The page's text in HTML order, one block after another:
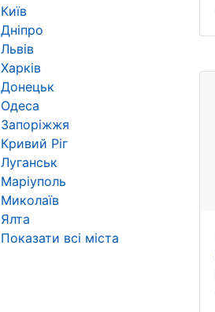
Київ
Дніпро
Львів
Харків
Донецьк
Одеса
Запоріжжя
Кривий Ріг
Луганськ
Маріуполь
Миколаїв
Ялта
Показати всі міста